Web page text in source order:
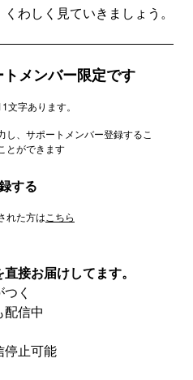
わしく見ていきましょう。
メンバー限定です
文字あります。
、サポートメンバー登録するこ
とができます
する
れた方は こちら
接お届けしてます。
く
配信中
停止可能